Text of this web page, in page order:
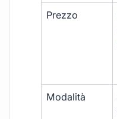
Prezzo
Modalità